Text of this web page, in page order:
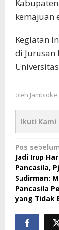
kemajuan
Kegiatan
di Jurusan
oleh
Ikuti Kami
pos
Pos
Jadi Irup
Pancasila,
Sudirman:
Pancasila
yang Tidak